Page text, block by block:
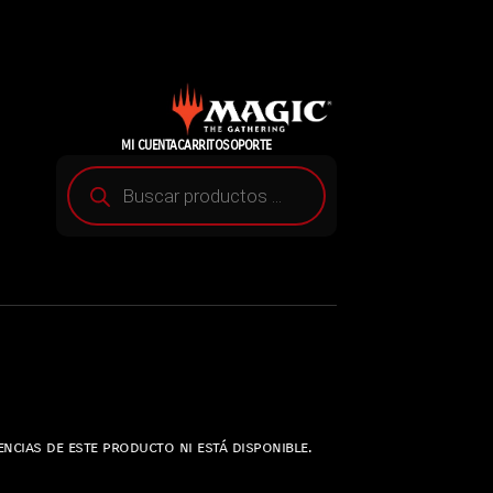
MI CUENTACARRITOSOPORTE
de este producto ni está disponible.